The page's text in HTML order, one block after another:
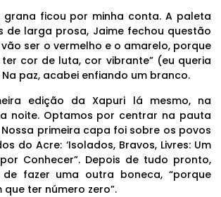
ficou por minha conta. A paleta
de larga prosa, Jaime fechou questão
vão ser o vermelho e o amarelo, porque
cor de luta, cor vibrante” (eu queria
paz, acabei enfiando um branco.
edição da Xapuri lá mesmo, na
noite. Optamos por centrar na pauta
primeira capa foi sobre os povos
do Acre: ‘Isolados, Bravos, Livres: Um
Conhecer”. Depois de tudo pronto,
de fazer uma outra boneca, “porque
ter número zero”.